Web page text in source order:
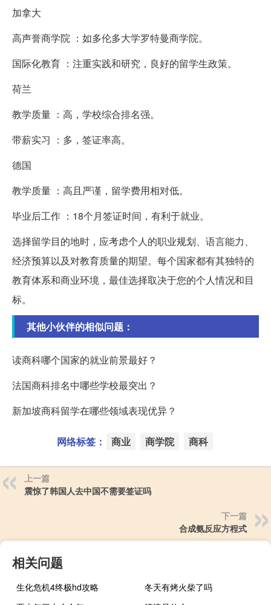
加拿大
高声誉商学院 ：如多伦多大学罗特曼商学院。
国际化教育 ：注重实践和研究，良好的留学生政策。
荷兰
教学质量 ：高，学校综合排名强。
带薪实习 ：多，签证率高。
德国
教学质量 ：高且严谨，留学费用相对低。
毕业后工作 ：18个月签证时间，有利于就业。
选择留学目的地时，应考虑个人的职业规划、语言能力、
经济预算以及对教育质量的期望。每个国家都有其独特的
教育体系和商业环境，最佳选择取决于您的个人情况和目
标。
其他小伙伴的相似问题：
读商科哪个国家的就业前景最好？
法国商科排名中哪些学校最突出？
新加坡商科留学在哪些领域表现优异？
网络标签： 商业 商学院 商科
上一篇
震惊了韩国人去中国不需要签证吗
下一篇
合成氨反应方程式
相关问题
生化危机4终极hd攻略
冬天有烤火柴了吗